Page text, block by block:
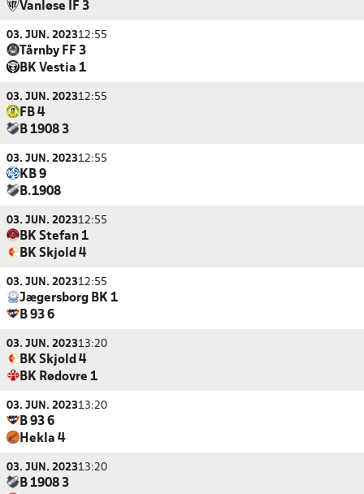
Vanløse IF 3
03. JUN. 202312:55
Tårnby FF 3
BK Vestia 1
03. JUN. 202312:55
FB 4
B 1908 3
03. JUN. 202312:55
KB 9
B.1908
03. JUN. 202312:55
BK Stefan 1
BK Skjold 4
03. JUN. 202312:55
Jægersborg BK 1
B 93 6
03. JUN. 202313:20
BK Skjold 4
BK Rødovre 1
03. JUN. 202313:20
B 93 6
Hekla 4
03. JUN. 202313:20
B 1908 3